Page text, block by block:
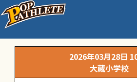
関団連1回戦（高学年
2026年03月28日
大蔵小学校